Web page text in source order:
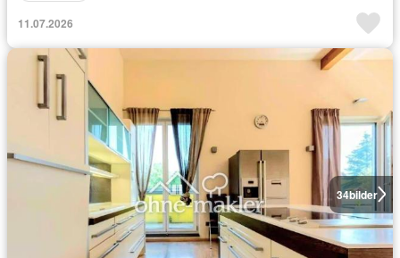
11.07.2026
34bilder